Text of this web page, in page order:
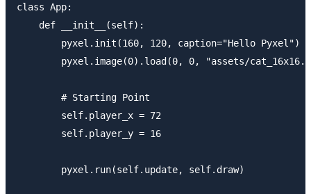
class App:
    def __init__(self):
        pyxel.init(160, 120, caption="Hello Pyxel")
pyxel.image(0).load(0, 0, "assets/
        # Starting Point
        self.player_x = 72
        self.player_y = 16
        pyxel.run(self.update, self.draw)